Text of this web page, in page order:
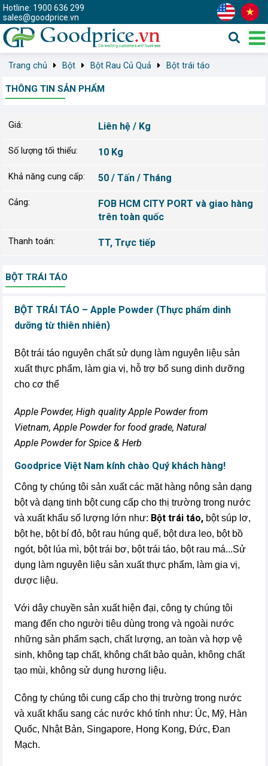
Hotline: 1900 636 299
sales@goodprice.vn
Trang chủ Bột Bột Rau Củ Quả Bột trái táo
THÔNG TIN SẢN PHẨM
Giá: Liên hệ / Kg
Số lượng tối thiểu: 10 Kg
Khả năng cung cấp: 50 / Tấn / Tháng
Cảng:
FOB HCM CITY PORT và giao hàng
trên toàn quốc
Thanh toán: TT, Trực tiếp
BỘT TRÁI TÁO
BỘT TRÁI TÁO – Apple Powder (Thực phẩm dinh
dưỡng từ thiên nhiên)
Bột trái táo nguyên chất sử dụng làm nguyên liệu sản
xuất thực phẩm, làm gia vị, hỗ trợ bổ sung dinh dưỡng
cho cơ thể
Apple Powder, High quality Apple Powder from
Vietnam, Apple Powder for food grade, Natural
Apple Powder for Spice & Herb
Goodprice Việt Nam kính chào Quý khách hàng!
Công ty chúng tôi sản xuất các mặt hàng nông sản dạng
bột và dạng tinh bột cung cấp cho thị trường trong nước
và xuất khẩu số lượng lớn như: Bột trái táo, bột súp lơ,
bột hẹ, bột bí đỏ, bột rau húng quế, bột dưa leo, bột bồ
ngót, bột lúa mì, bột trái bơ, bột trái táo, bột rau má...Sử
dụng làm nguyên liệu sản xuất thực phẩm, làm gia vị,
dược liệu.
Với dây chuyền sản xuất hiện đại, công ty chúng tôi
mang đến cho người tiêu dùng trong và ngoài nước
những sản phẩm sạch, chất lượng, an toàn và hợp vệ
sinh, không tạp chất, không chất bảo quản, không chất
tạo mùi, không sử dụng hương liệu.
Công ty chúng tôi cung cấp cho thị trường trong nước
và xuất khẩu sang các nước khó tính như: Úc, Mỹ, Hàn
Quốc, Nhật Bản, Singapore, Hong Kong, Đức, Đan
Mạch.